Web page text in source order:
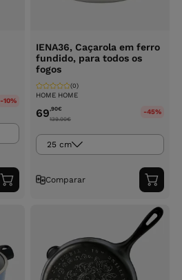
-10%
Adicionar
ao
IENA36, Caçarola em ferro
fundido, para todos os
fogos
HOME HOME
(0)
69,90€
139.00€
-45%
25 cm
Comparar
ao